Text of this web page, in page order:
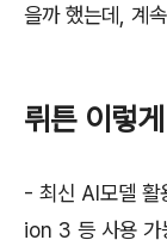
을까 했는데, 계
뤼튼 이렇
- 최신 AI모델
ion 3 등 사용 가